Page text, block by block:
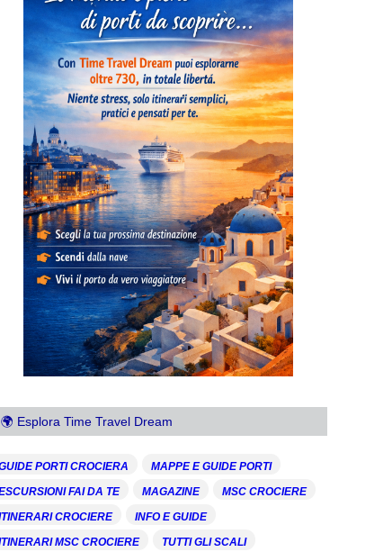
🌍 Esplora Time Travel Dream
PORTI CROCIERA
MAPPE E GUIDE PORTI
FAI DA TE
MAGAZINE
MSC CROCIERE
CROCIERE
INFO E GUIDE
MSC CROCIERE
TUTTI GLI SCALI